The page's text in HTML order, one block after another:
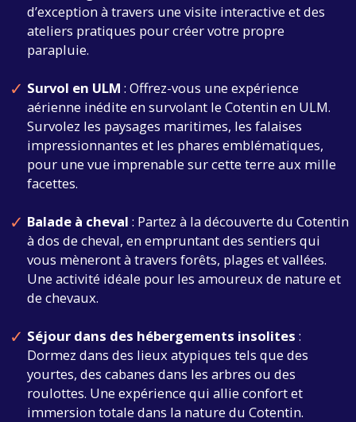
d’exception à travers une visite interactive et des
ateliers pratiques pour créer votre propre
parapluie.
Survol en ULM : Offrez-vous une expérience
aérienne inédite en survolant le Cotentin en ULM.
Survolez les paysages maritimes, les falaises
impressionnantes et les phares emblématiques,
pour une vue imprenable sur cette terre aux mille
facettes.
Balade à cheval : Partez à la découverte du Cotentin
à dos de cheval, en empruntant des sentiers qui
vous mèneront à travers forêts, plages et vallées.
Une activité idéale pour les amoureux de nature et
de chevaux.
Séjour dans des hébergements insolites :
Dormez dans des lieux atypiques tels que des
yourtes, des cabanes dans les arbres ou des
roulottes. Une expérience qui allie confort et
immersion totale dans la nature du Cotentin.